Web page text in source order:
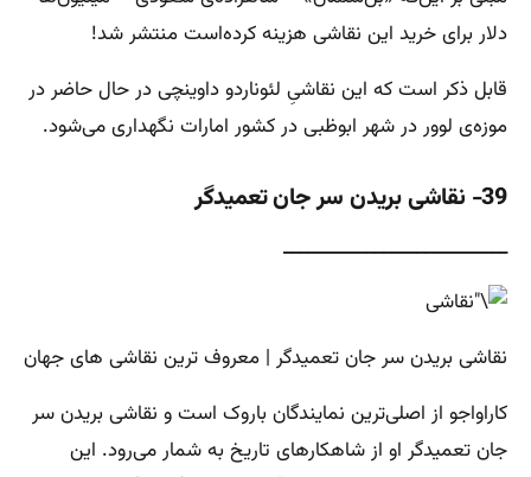
دلار برای خرید این نقاشی هزینه کرده‌است منتشر شد!
قابل ذکر است که این نقاشیِ لئوناردو داوینچی در حال حاضر در
موزه‌ی لوور در شهر ابوظبی در کشور امارات نگهداری می‌شود.
39- نقاشی بریدن سر جان تعمیدگر
___________________________
نقاشی بریدن سر جان تعمیدگر | معروف ترین نقاشی های جهان
کاراواجو از اصلی‌ترین نمایندگان باروک است و نقاشی بریدن سر
جان تعمیدگر او از شاهکارهای تاریخ به شمار می‌رود. این